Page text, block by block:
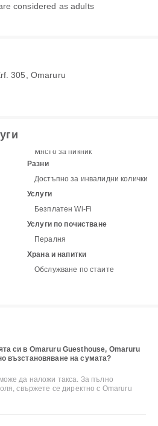
considered as adults
305, Omaruru
Място за пикник
Разни
Достъпно за инвалидни колички
Услуги
Безплатен Wi-Fi
Услуги по почистване
Пералня
Храна и напитки
Обслужване по стаите
си в Omaruru Guesthouse, Omaruru
възстановяване на сумата?
да наложи такса. За пълно
свържете се директно с Omaruru